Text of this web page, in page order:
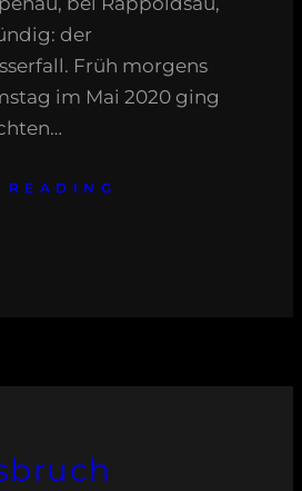
der
Früh morgens
im Mai 2020 ging